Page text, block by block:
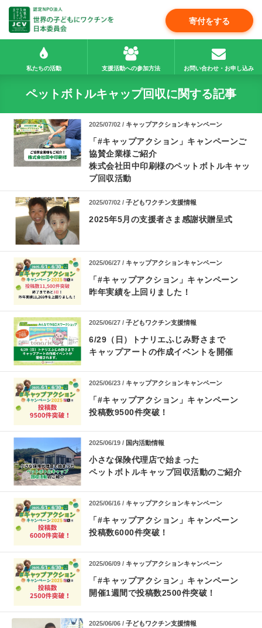
寄付をする
私たちの活動 支援活動への参加方法 お問い合わせ・お申し込み
ペットボトルキャップ回収に関する記事
2025/07/02 / キャップアクションキャンペーン
「#キャップアクション」キャンペーンご
協賛企業様ご紹介
株式会社田中印刷様のペットボトルキャッ
プ回収活動
2025/07/02 /子どもワクチン支援情報
2025年5月の支援者さま感謝状贈呈式
2025/06/27 / キャップアクションキャンペーン
「#キャップアクション」キャンペーン
昨年実績を上回りました！
2025/06/27 /子どもワクチン支援情報
6/29（日）トナリエふじみ野さまで
キャップアートの作成イベントを開催
2025/06/23 / キャップアクションキャンペーン
「#キャップアクション」キャンペーン
投稿数9500件突破！
2025/06/19 / 国内活動情報
小さな保険代理店で始まった
ペットボトルキャップ回収活動のご紹介
2025/06/16 / キャップアクションキャンペーン
「#キャップアクション」キャンペーン
投稿数6000件突破！
2025/06/09 / キャップアクションキャンペーン
「#キャップアクション」キャンペーン
開催1週間で投稿数2500件突破！
2025/06/06 /子どもワクチン支援情報